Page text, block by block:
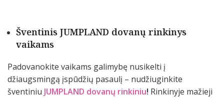
Šventinis JUMPLAND dovanų rinkinys
vaikams
Padovanokite vaikams galimybę nusikelti į
džiaugsmingą įspūdžių pasaulį – nudžiuginkite
šventiniu JUMPLAND dovanų rinkiniu! Rinkinyje mažieji